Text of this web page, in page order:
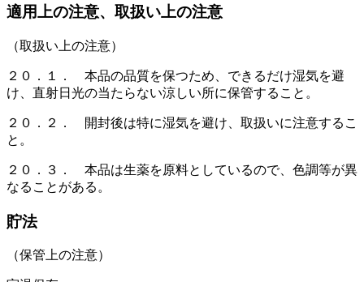
適用上の注意、取扱い上の注意
（取扱い上の注意）
２０．１． 本品の品質を保つため、できるだけ湿気を避
け、直射日光の当たらない涼しい所に保管すること。
２０．２． 開封後は特に湿気を避け、取扱いに注意するこ
と。
２０．３． 本品は生薬を原料としているので、色調等が異
なることがある。
貯法
（保管上の注意）